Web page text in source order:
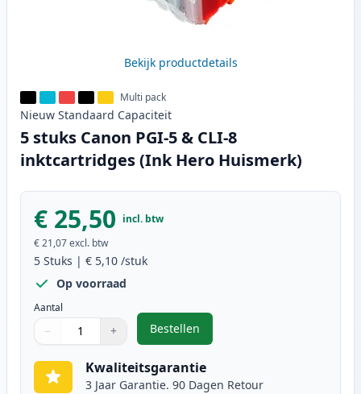
Bekijk productdetails
Multi pack
Nieuw Standaard Capaciteit
5 stuks Canon PGI-5 & CLI-8
inktcartridges (Ink Hero Huismerk)
€ 25,50 incl. btw
€ 21,07excl. btw
5 Stuks | € 5,10 /stuk
Op voorraad
Aantal
Gebruik de knoppen om aan te passen
− +
1
Bestellen
,5 stuks Canon PGI-5 & CLI-8
Kwaliteitsgarantie
3 Jaar Garantie. 90 Dagen Retour